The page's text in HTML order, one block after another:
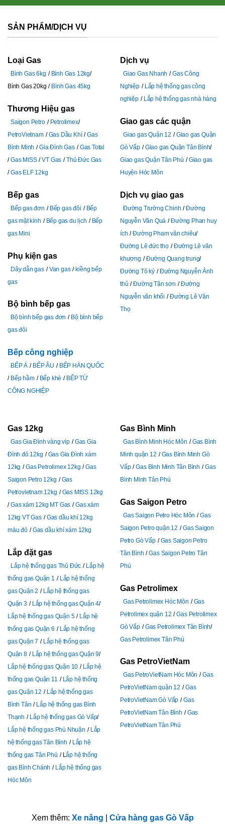
SẢN PHẨM/DỊCH VỤ
Loại Gas
Bình Gas 6kg
Bình Gas 12kg
Bình Gas 20kg
Bình Gas 45kg
Thương Hiệu gas
Saigon Petro
Petrolimex
PetroVietnam
Gas Dầu Khí
Gas
Bình Minh
Gia Đình Gas
Gas Total
Gas MISS
VT Gas
Thủ Đức Gas
Gas ELF 12kg
Bếp gas
Bếp gas đơn Bếp gas đôi
Bếp
gas mặt kính
Bếp gas du lịch
Bếp
gas Mini
Phụ kiện gas
Dây dẫn gas Van gas
kiềng bếp
gas
Bộ bình bếp gas
Bộ bình bếp gas đơn
Bộ bình bếp
gas đôi
Bếp công nghiệp
BẾP Á BẾP ÂU
BẾP HÀN QUỐC
Bếp hầm
Bếp khè
BẾP TỪ
CÔNG NGHIỆP
Dịch vụ
Giao Gas Nhanh
Gas Công
Nghiệp
Lắp hệ thống gas công
nghiệp
Lắp hệ thống gas nhà hàng
Giao gas các quận
Giao gas Quận 12
Giao gas Quận
Gò Vấp
Giao gas Quận Tân Bình
Giao gas Quận Tân Phú
Giao gas
Huyện Hóc Môn
Dịch vụ giao gas
Đường Trường Chinh
Đường
Nguyễn Văn Quá
Đường Phan huy
ích
Đường Pham văn chiêu
Đường Lê đức thọ
Đường Lê văn
khương
Đường Quang trung
Đường Tô ký
Đường Nguyễn Ảnh
thủ
Đường Tân sơn
Đường
Nguyễn văn khối
Đường Lê Văn
Thọ
Gas 12kg
Gas Gia Đình vàng vip
Gas Gia
Đình đỏ 12kg
Gas Gia Đình xám
12kg
Gas Petrolimex 12kg
Gas
Saigon Petro 12kg
Gas
Petrovietnam 12kg
Gas MISS 12kg
Gas xám 12kg MT Gas
Gas xám
12kg VT Gas
Gas dầu khí 12kg
màu đỏ
Gas dầu khí xám 12kg
Lắp đặt gas
Lắp hệ thống gas Thủ Đức
Lắp hệ
thống gas Quận 1
Lắp hệ thống
gas Quận 2
Lắp hệ thống gas
Quận 3
Lắp hệ thống gas Quận 4
Lắp hệ thống gas Quận 5
Lắp hệ
thống gas Quận 6
Lắp hệ thống
gas Quận 7
Lắp hệ thống gas
Quận 8
Lắp hệ thống gas Quận 9
Lắp hệ thống gas Quận 10
Lắp hệ
thống gas Quận 11
Lắp hệ thống
gas Quận 12
Lắp hệ thống gas
Bình Tân
Lắp hệ thống gas Bình
Thạnh
Lắp hệ thống gas Gò Vấp
Lắp hệ thống gas Phú Nhuận
Lắp
hệ thống gas Tân Bình
Lắp hệ
thống gas Tân Phú
Lắp hệ thống
gas Bình Chánh
Lắp hệ thống gas
Hóc Môn
Gas Bình Minh
Gas Bình Minh Hóc Môn
Gas Bình
Minh quận 12
Gas Bình Minh Gò
Vấp
Gas Bình Minh Tân Bình
Gas
Bình Minh Tân Phú
Gas Saigon Petro
Gas Saigon Petro Hóc Môn
Gas
Saigon Petro quận 12
Gas Saigon
Petro Gò Vấp
Gas Saigon Petro
Tân Bình
Gas Saigon Petro Tân
Phú
Gas Petrolimex
Gas Petrolimex Hóc Môn
Gas
Petrolimex quận 12
Gas Petrolimex
Gò Vấp
Gas Petrolimex Tân Bình
Gas Petrolimex Tân Phú
Gas PetroVietNam
Gas PetroVietNam Hóc Môn
Gas
PetroVietNam quận 12
Gas
PetroVietNam Gò Vấp
Gas
PetroVietNam Tân Bình
Gas
PetroVietNam Tân Phú
Xem thêm: Xe nâng Cửa hàng gas Gò Vấp